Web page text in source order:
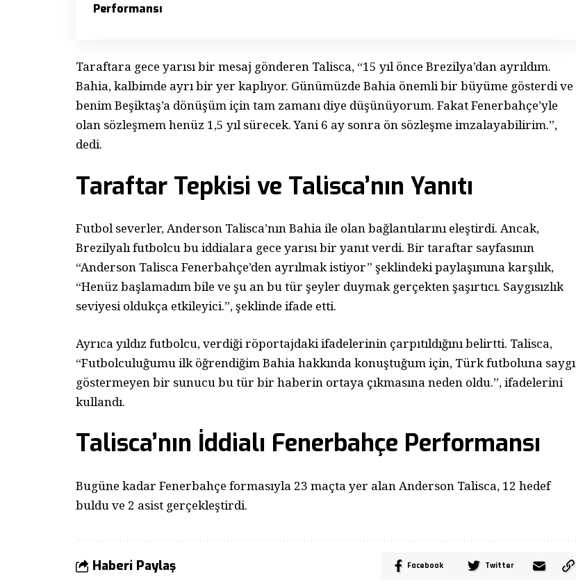
Performansı
Taraftara gece yarısı bir mesaj gönderen Talisca, “15 yıl önce Brezilya’dan ayrıldım.
Bahia, kalbimde ayrı bir yer kaplıyor. Günümüzde Bahia önemli bir büyüme gösterdi ve
benim Beşiktaş’a dönüşüm için tam zamanı diye düşünüyorum. Fakat Fenerbahçe’yle
olan sözleşmem henüz 1,5 yıl sürecek. Yani 6 ay sonra ön sözleşme imzalayabilirim.”,
dedi.
Taraftar Tepkisi ve Talisca’nın Yanıtı
Futbol severler, Anderson Talisca’nın Bahia ile olan bağlantılarını eleştirdi. Ancak,
Brezilyalı futbolcu bu iddialara gece yarısı bir yanıt verdi. Bir taraftar sayfasının
“Anderson Talisca Fenerbahçe’den ayrılmak istiyor” şeklindeki paylaşımına karşılık,
“Henüz başlamadım bile ve şu an bu tür şeyler duymak gerçekten şaşırtıcı. Saygısızlık
seviyesi oldukça etkileyici.”, şeklinde ifade etti.
Ayrıca yıldız futbolcu, verdiği röportajdaki ifadelerinin çarpıtıldığını belirtti. Talisca,
“Futbolculuğumu ilk öğrendiğim Bahia hakkında konuştuğum için, Türk futboluna saygı
göstermeyen bir sunucu bu tür bir haberin ortaya çıkmasına neden oldu.”, ifadelerini
kullandı.
Talisca’nın İddialı Fenerbahçe Performansı
Bugüne kadar Fenerbahçe formasıyla 23 maçta yer alan Anderson Talisca, 12 hedef
buldu ve 2 asist gerçekleştirdi.
Haberi Paylaş Facebook Twitter